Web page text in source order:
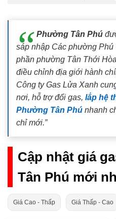
Phường Tân Phú
sáp nhập Các phường Phú
phần phường Tân Thới
điều chỉnh địa giới hành
Công ty Gas Lửa Xanh
nơi, hỗ trợ đổi gas, lắp hệ
Phường Tân Phú nhanh
chỉ mới.”
Cập nhật giá
Tân Phú mới
Giá Cao - Thấp Giá Thấp - Cao